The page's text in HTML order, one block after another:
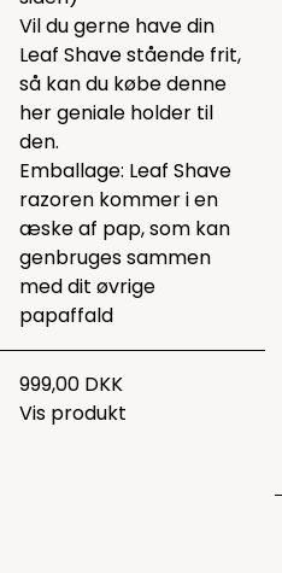
Vil du gerne have din
Leaf Shave stående frit,
så kan du købedenne
her geniale holder til
den.
Emballage: Leaf Shave
razoren kommer i en
æske af pap, som kan
genbruges sammen
med dit øvrige
papaffald
999,00 DKK
Vis produkt